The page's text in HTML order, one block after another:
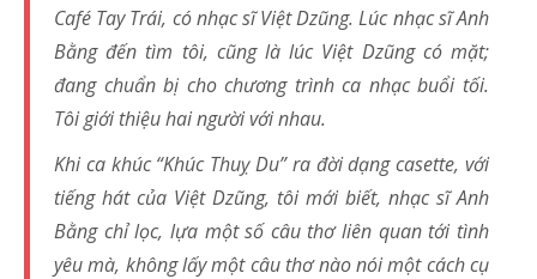
Café Tay Trái, có nhạc sĩ Việt Dzũng. Lúc nhạc sĩ Anh
Bằng đến tìm tôi, cũng là lúc Việt Dzũng có mặt;
đang chuẩn bị cho chương trình ca nhạc buổi tối.
Tôi giới thiệu hai người với nhau.
Khi ca khúc “Khúc Thuỵ Du” ra đời dạng casette, với
tiếng hát của Việt Dzũng, tôi mới biết, nhạc sĩ Anh
Bằng chỉ lọc, lựa một số câu thơ liên quan tới tình
yêu mà, không lấy một câu thơ nào nói một cách cụ